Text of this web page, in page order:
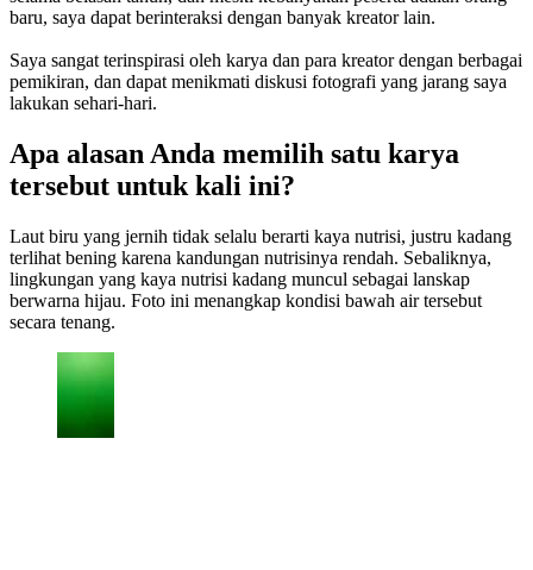
baru, saya dapat berinteraksi dengan banyak kreator lain.
Saya sangat terinspirasi oleh karya dan para kreator dengan berbagai
pemikiran, dan dapat menikmati diskusi fotografi yang jarang saya
lakukan sehari-hari.
Apa alasan Anda memilih satu karya
tersebut untuk kali ini?
Laut biru yang jernih tidak selalu berarti kaya nutrisi, justru kadang
terlihat bening karena kandungan nutrisinya rendah. Sebaliknya,
lingkungan yang kaya nutrisi kadang muncul sebagai lanskap
berwarna hijau. Foto ini menangkap kondisi bawah air tersebut
secara tenang.